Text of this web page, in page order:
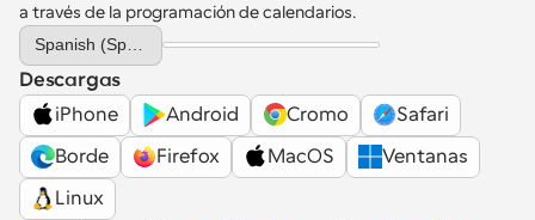
a través de la programación de calendarios.
Select Language
Descargas
iPhone
Android Cromo
Safari
Borde
Firefox MacOS
Ventanas
Linux